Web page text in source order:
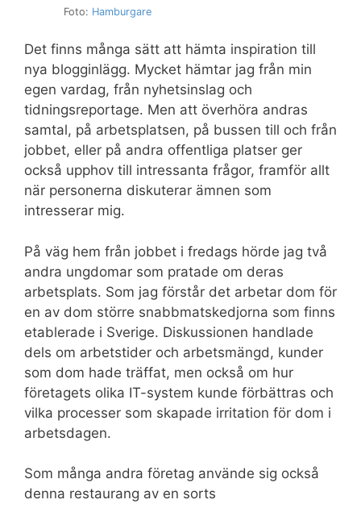
Foto: Hamburgare
Det finns många sätt att hämta inspiration till
nya blogginlägg. Mycket hämtar jag från min
egen vardag, från nyhetsinslag och
tidningsreportage. Men att överhöra andras
samtal, på arbetsplatsen, på bussen till och från
jobbet, eller på andra offentliga platser ger
också upphov till intressanta frågor, framför allt
när personerna diskuterar ämnen som
intresserar mig.
På väg hem från jobbet i fredags hörde jag två
andra ungdomar som pratade om deras
arbetsplats. Som jag förstår det arbetar dom för
en av dom större snabbmatskedjorna som finns
etablerade i Sverige. Diskussionen handlade
dels om arbetstider och arbetsmängd, kunder
som dom hade träffat, men också om hur
företagets olika IT-system kunde förbättras och
vilka processer som skapade irritation för dom i
arbetsdagen.
Som många andra företag använde sig också
denna restaurang av en sorts